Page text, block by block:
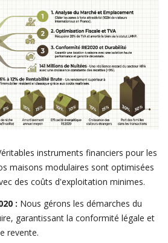
instruments financiers pour les
maisons modulaires sont optimisées
des coûts d'exploitation minimes.
: Nous gérons les démarches du
garantissant la conformité légale et
revente.